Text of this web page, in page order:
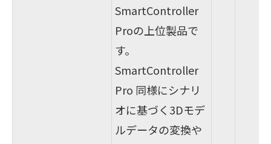
SmartController
Proの上位製品で
す。
SmartController
Pro 同様にシナリ
オに基づく3Dモデ
ルデータの変換や